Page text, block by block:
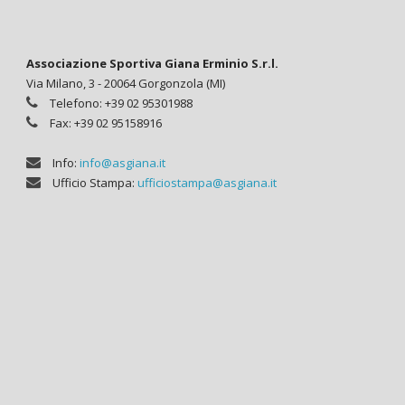
Associazione Sportiva Giana Erminio S.r.l.
Via Milano, 3 - 20064 Gorgonzola (MI)
Telefono: +39 02 95301988
Fax: +39 02 95158916
Info: info@asgiana.it
Ufficio Stampa: ufficiostampa@asgiana.it